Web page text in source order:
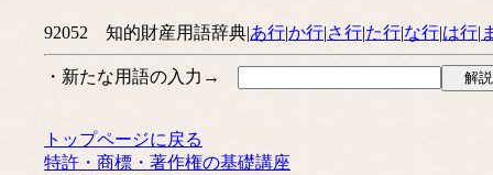
92052 知的財産用語辞典|あ行|か行|さ行|た行|な行|は行|
・新たな用語の入力→
トップページに戻る
特許・商標・著作権の基礎講座